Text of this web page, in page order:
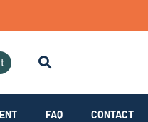
FAQ CONTACT